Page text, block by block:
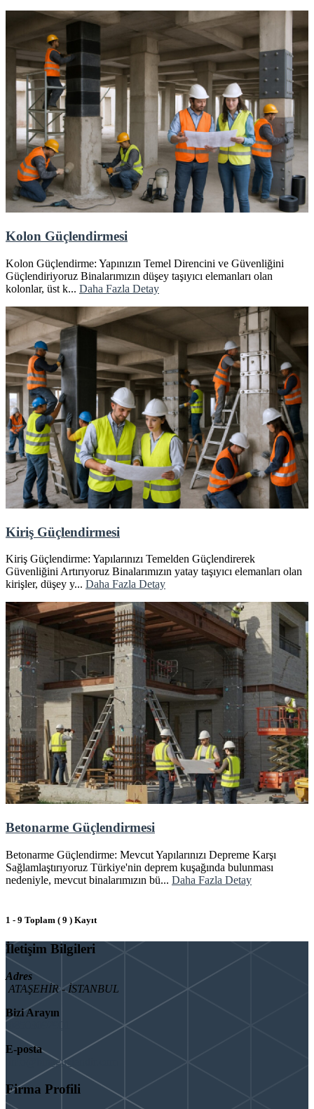
Kolon Güçlendirmesi
Kolon Güçlendirme: Yapınızın Temel Direncini ve Güvenliğini
Güçlendiriyoruz Binalarımızın düşey taşıyıcı elemanları olan
kolonlar, üst k... Daha Fazla Detay
Kiriş Güçlendirmesi
Kiriş Güçlendirme: Yapılarınızı Temelden Güçlendirerek
Güvenliğini Artırıyoruz Binalarımızın yatay taşıyıcı elemanları olan
kirişler, düşey y... Daha Fazla Detay
Betonarme Güçlendirmesi
Betonarme Güçlendirme: Mevcut Yapılarınızı Depreme Karşı
Sağlamlaştırıyoruz Türkiye'nin deprem kuşağında bulunması
nedeniyle, mevcut binalarımızın bü... Daha Fazla Detay
1 - 9 Toplam ( 9 ) Kayıt
İletişim Bilgileri
Adres
ATAŞEHİR - İSTANBUL
Bizi Arayın
E-posta
info@binaguclendir.com
Firma Profili